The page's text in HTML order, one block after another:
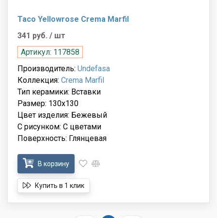
Taco Yellowrose Crema Marfil
341 руб. / шт
Артикул: 117858
Производитель: Undefasa
Коллекция: Crema Marfil
Тип керамики: Вставки
Размер: 130x130
Цвет изделия: Бежевый
С рисунком: С цветами
Поверхность: Глянцевая
В корзину
Купить в 1 клик